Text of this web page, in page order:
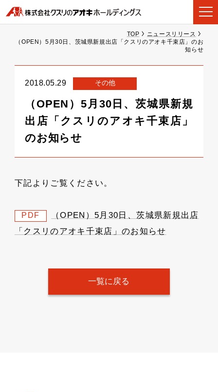
TOP
ニュースリリース
（OPEN）5月30日、茨城県新規出店「クスリのアオキ千束店」のお
知らせ
2018.05.29 その他
（OPEN）5月30日、茨城県新規
出店「クスリのアオキ千束店」
のお知らせ
下記よりご覧ください。
PDF
（OPEN）5月30日、茨城県新規出店
「クスリのアオキ千束店」のお知らせ
一覧に戻る